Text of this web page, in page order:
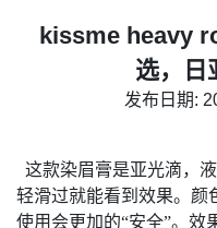
kissme heavy
选，日
发布日期:
这款染眉膏是亚光滴，
轻滑过就能看到效果。颜
使用会更加的“安全”。效